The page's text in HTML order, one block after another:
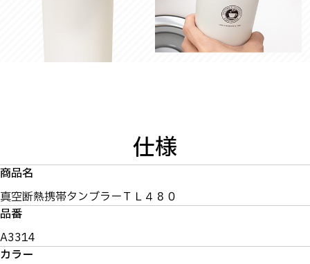
仕様
商品名
真空断熱携帯タンブラーＴＬ４８０
品番
A3314
カラー